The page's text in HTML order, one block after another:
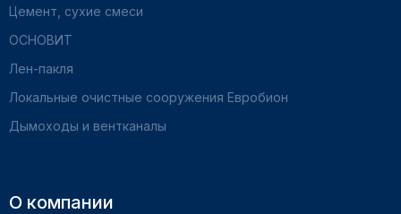
Цемент, сухие смеси
ОСНОВИТ
Лен-пакля
Локальные очистные сооружения Евробион
Дымоходы и вентканалы
О компании